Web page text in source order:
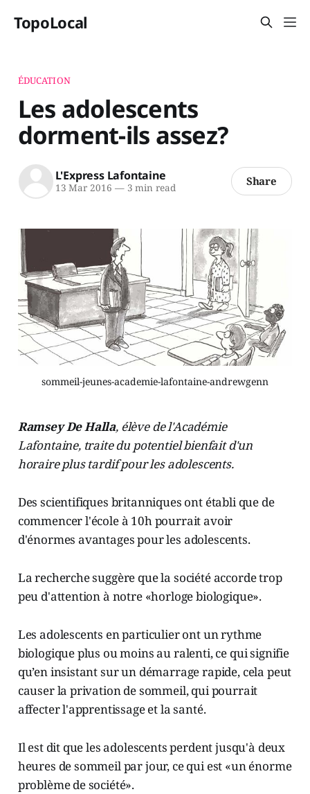
TopoLocal
ÉDUCATION
Les adolescents
dorment-ils assez?
L'Express Lafontaine
13 Mar 2016 —3 min read Share
sommeil-jeunes-academie-lafontaine-andrewgenn
Ramsey De Halla, élève de l'Académie
Lafontaine, traite du potentiel bienfait d'un
horaire plus tardif pour les adolescents.
Des scientifiques britanniques ont établi que de
commencer l'école à 10h pourrait avoir
d'énormes avantages pour les adolescents.
La recherche suggère que la société accorde trop
peu d'attention à notre «horloge biologique».
Les adolescents en particulier ont un rythme
biologique plus ou moins au ralenti, ce qui signifie
qu’en insistant sur un démarrage rapide, cela peut
causer la privation de sommeil, qui pourrait
affecter l'apprentissage et la santé.
Il est dit que les adolescents perdent jusqu'à deux
heures de sommeil par jour, ce qui est «un énorme
problème de société».